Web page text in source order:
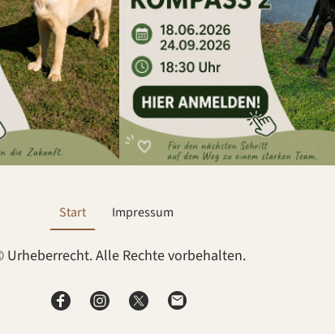
Start Impressum
Urheberrecht. Alle Rechte vorbehalten.